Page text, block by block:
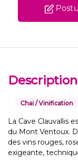
Chai / Vinification
La Cave Clauvallis
du Mont Ventoux.
des vins rouges,
exigeante,